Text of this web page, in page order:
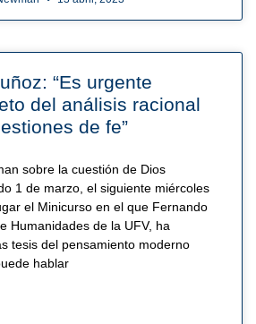
“Es urgente
del análisis racional
de fe”
sobre la cuestión de Dios
1 de marzo, el siguiente miércoles
el Minicurso en el que Fernando
Humanidades de la UFV, ha
tesis del pensamiento moderno
hablar